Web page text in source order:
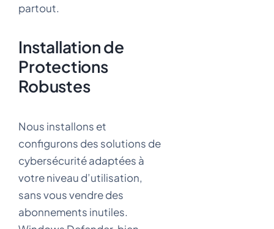
partout.
Installation de
Protections
Robustes
Nous installons et
configurons des solutions de
cybersécurité adaptées à
votre niveau d’utilisation,
sans vous vendre des
abonnements inutiles.